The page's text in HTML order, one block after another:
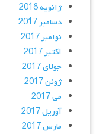
ژانویه 2018
دسامبر 2017
نوامبر 2017
اکتبر 2017
جولای 2017
ژوئن 2017
می 2017
آوریل 2017
مارس 2017